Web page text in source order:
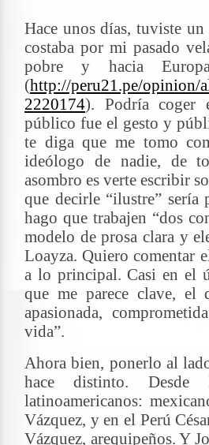
Hace unos días, tuviste
costaba por mi pasado
pobre y hacia
(http://peru21.pe/opinion/
2220174). Podría coger
público fue el gesto y
te diga que me tomo
ideólogo de nadie, de
asombro es verte escribir
que decirle “ilustre” sería
hago que trabajen “dos
modelo de prosa clara y
Loayza. Quiero comentar
a lo principal. Casi en el
que me parece clave, el
apasionada,
vida”.
Ahora bien, ponerlo al
hace distinto.
latinoamericanos:
Vázquez, y en el Perú
Vázquez, arequipeños. Y